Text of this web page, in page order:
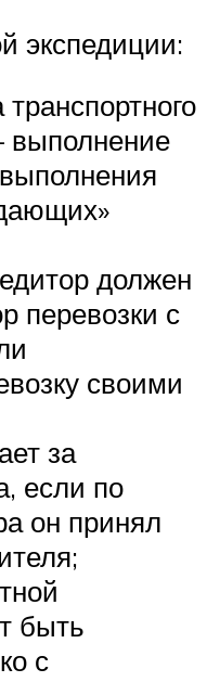
экспедиции:
выполнение
должен
перевозки с
своими
за
если по
он принял
быть
с